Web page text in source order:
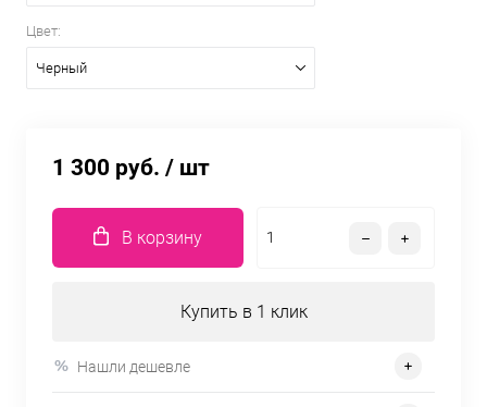
Цвет:
Черный
1 300 руб. / шт
В корзину
Купить в 1 клик
Нашли дешевле